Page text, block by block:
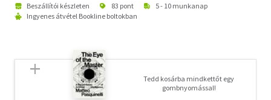
Beszállítói készleten 83 pont
5 - 10 munkanap
Ingyenes átvétel Bookline boltokban
Tedd kosárba mindkettőt egy
gombnyomással!